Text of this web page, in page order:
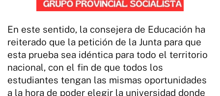
En este sentido, la consejera de Educación ha
reiterado que la petición de la Junta para que
esta prueba sea idéntica para todo el territorio
nacional, con el fin de que todos los
estudiantes tengan las mismas oportunidades
a la hora de poder elegir la universidad donde